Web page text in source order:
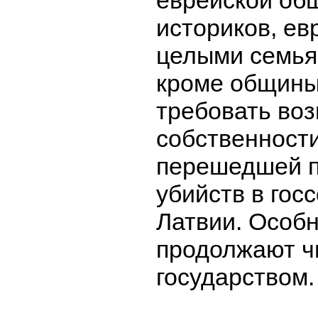
историков,
целыми
кроме
требовать
перешедшей
убийств в
Латвии.
продолжают
государством.